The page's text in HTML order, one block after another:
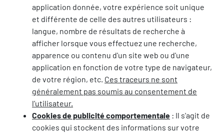
application donnée, votre expérience soit unique
et différente de celle des autres utilisateurs :
langue, nombre de résultats de recherche à
afficher lorsque vous effectuez une recherche,
apparence ou contenu d'un site web ou d'une
application en fonction de votre type de navigateur,
de votre région, etc. Ces traceurs ne sont
généralement pas soumis au consentement de
l’utilisateur.
Cookies de publicité comportementale : Il s'agit de
cookies qui stockent des informations sur votre